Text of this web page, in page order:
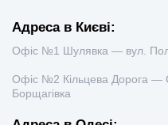
Адреса в Києві:
Офіс №1 Шулявка — вул.
Офіс №2 Кільцева Дорога —
Борщагівка